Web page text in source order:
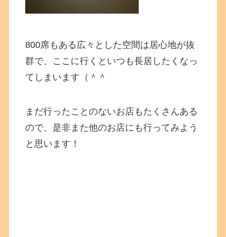
800席もある広々とした空間は居心地が抜
群で、ここに行くといつも長居したくなっ
てしまいます（＾＾
まだ行ったことのないお店もたくさんある
ので、是非また他のお店にも行ってみよう
と思います！